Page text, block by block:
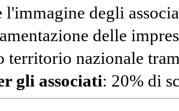
l'immagine degli
delle
territorio nazionale
gli associati: 20% di